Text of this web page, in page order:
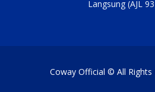
Langsung (AJL
Coway Official © All Rights